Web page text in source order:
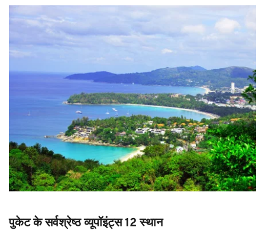
पुकेट के सर्वश्रेष्ठ व्यूपॉइंट्स 12 स्थान